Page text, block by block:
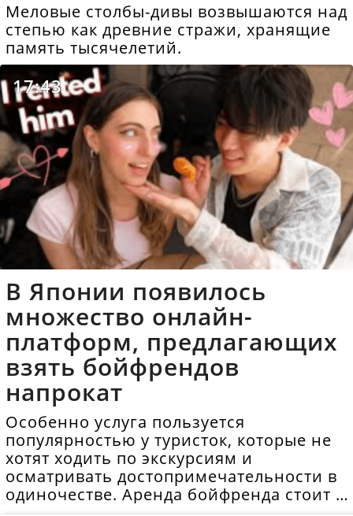
Меловые столбы-дивы возвышаются над
степью как древние стражи, хранящие
память тысячелетий.
17:43
В Японии появилось
множество онлайн-
платформ, предлагающих
взять бойфрендов
напрокат
Особенно услуга пользуется
популярностью у туристок, которые не
хотят ходить по экскурсиям и
осматривать достопримечательности в
одиночестве. Аренда бойфренда стоит в